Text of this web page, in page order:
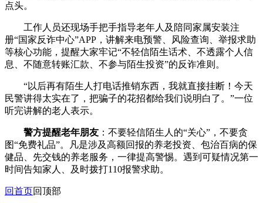
点头。
工作人员还现场手把手指导老年人及陪同家属安装注
册“国家反诈中心”APP，讲解来电预警、风险查询、举报求助
等核心功能，提醒大家牢记“不轻信陌生话术、不透露个人信
息、不随意转账汇款、不参与陌生投资”的反诈准则。
“以后再有陌生人打电话推销东西，我就直接挂断！今天
民警讲得太实在了，把骗子的花招都给我们说明白了。”一位
听完讲解的老人表示。
警方提醒老年朋友 ：不要轻信陌生人的“关心”，不要贪
图“免费礼品”。凡是涉及高额回报的养老投资、包治百病的保
健品、先交钱的养老服务，一律提高警惕。遇到可疑情况第一
时间告知家人、及时拨打110报警求助。
回首页回顶部